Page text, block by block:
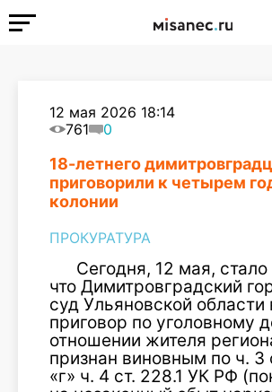
12 мая 2026 18:14
761
0
18-летнего
приговорили к четырем
колонии
ПРОКУРАТУРА
Сегодня, 12 мая, стало
что Димитровградский
суд Ульяновской области
приговор по уголовному
отношении жителя
признан виновным по ч. 3
«г» ч. 4 ст. 228.1 УК РФ